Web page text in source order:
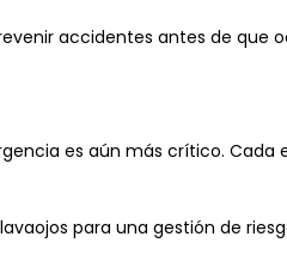
accidentes antes de que
es aún más crítico. Cada
para una gestión de